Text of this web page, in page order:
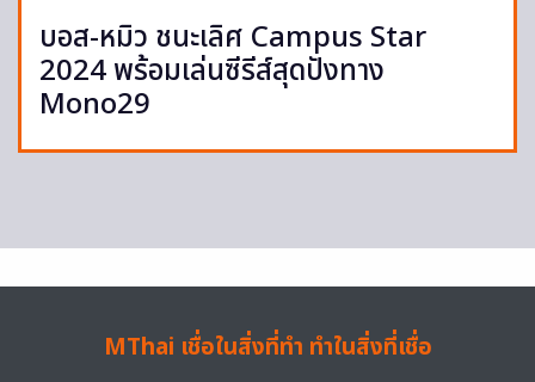
บอส-หมิว ชนะเลิศ Campus Star
2024 พร้อมเล่นซีรีส์สุดปังทาง
Mono29
MThai เชื่อในสิ่งที่ทำ ทำในสิ่งที่เชื่อ